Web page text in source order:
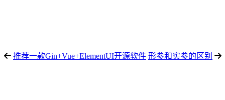
推荐一款Gin+Vue+ElementUI开源软件 形参和实参的区别